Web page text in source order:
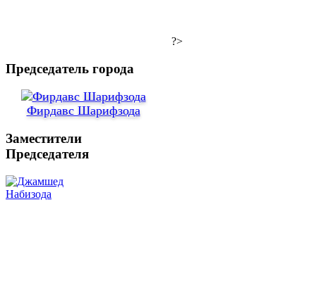
?>
Председатель города
Фирдавс Шарифзода
Заместители
Председателя